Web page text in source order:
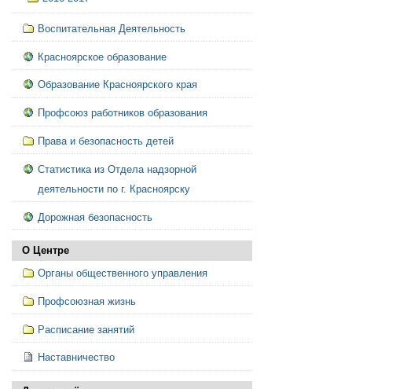
Воспитательная Деятельность
Красноярское образование
Образование Красноярского края
Профсоюз работников образования
Права и безопасность детей
Статистика из Отдела надзорной
деятельности по г. Красноярску
Дорожная безопасность
О Центре
Органы общественного управления
Профсоюзная жизнь
Расписание занятий
Наставничество